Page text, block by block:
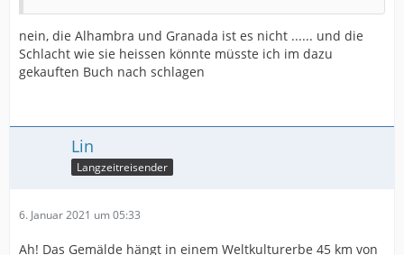
nein, die Alhambra und Granada ist es nicht ...... und die
Schlacht wie sie heissen könnte müsste ich im dazu
gekauften Buch nach schlagen
Lin
Langzeitreisender
6. Januar 2021 um 05:33
Ah! Das Gemälde hängt in einem Weltkulturerbe 45 km von